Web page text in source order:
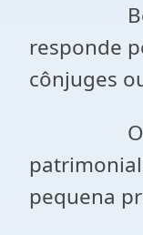
Bem de
responde
cônjuges
O novo
pequena